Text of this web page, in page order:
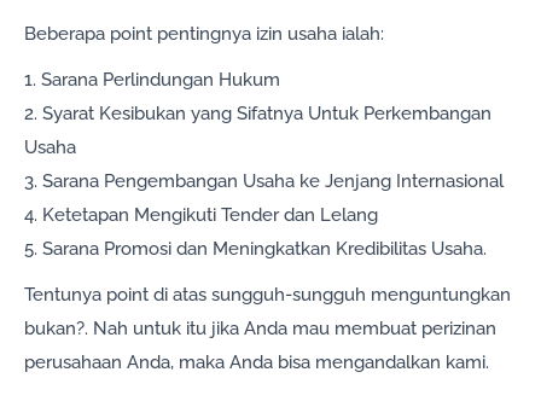
Beberapa point pentingnya izin usaha ialah:
1. Sarana Perlindungan Hukum
2. Syarat Kesibukan yang Sifatnya Untuk Perkembangan
Usaha
3. Sarana Pengembangan Usaha ke Jenjang Internasional
4. Ketetapan Mengikuti Tender dan Lelang
5. Sarana Promosi dan Meningkatkan Kredibilitas Usaha.
Tentunya point di atas sungguh-sungguh menguntungkan
bukan?. Nah untuk itu jika Anda mau membuat perizinan
perusahaan Anda, maka Anda bisa mengandalkan kami.